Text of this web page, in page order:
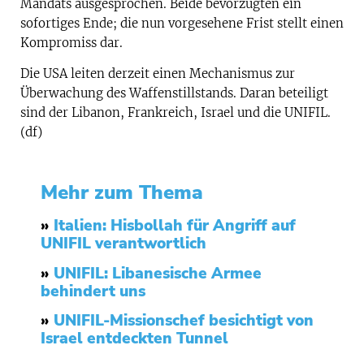
Mandats ausgesprochen. Beide bevorzugten ein
sofortiges Ende; die nun vorgesehene Frist stellt einen
Kompromiss dar.
Die USA leiten derzeit einen Mechanismus zur
Überwachung des Waffenstillstands. Daran beteiligt
sind der Libanon, Frankreich, Israel und die UNIFIL.
(df)
Mehr zum Thema
» Italien: Hisbollah für Angriff auf
UNIFIL verantwortlich
» UNIFIL: Libanesische Armee
behindert uns
» UNIFIL-Missionschef besichtigt von
Israel entdeckten Tunnel